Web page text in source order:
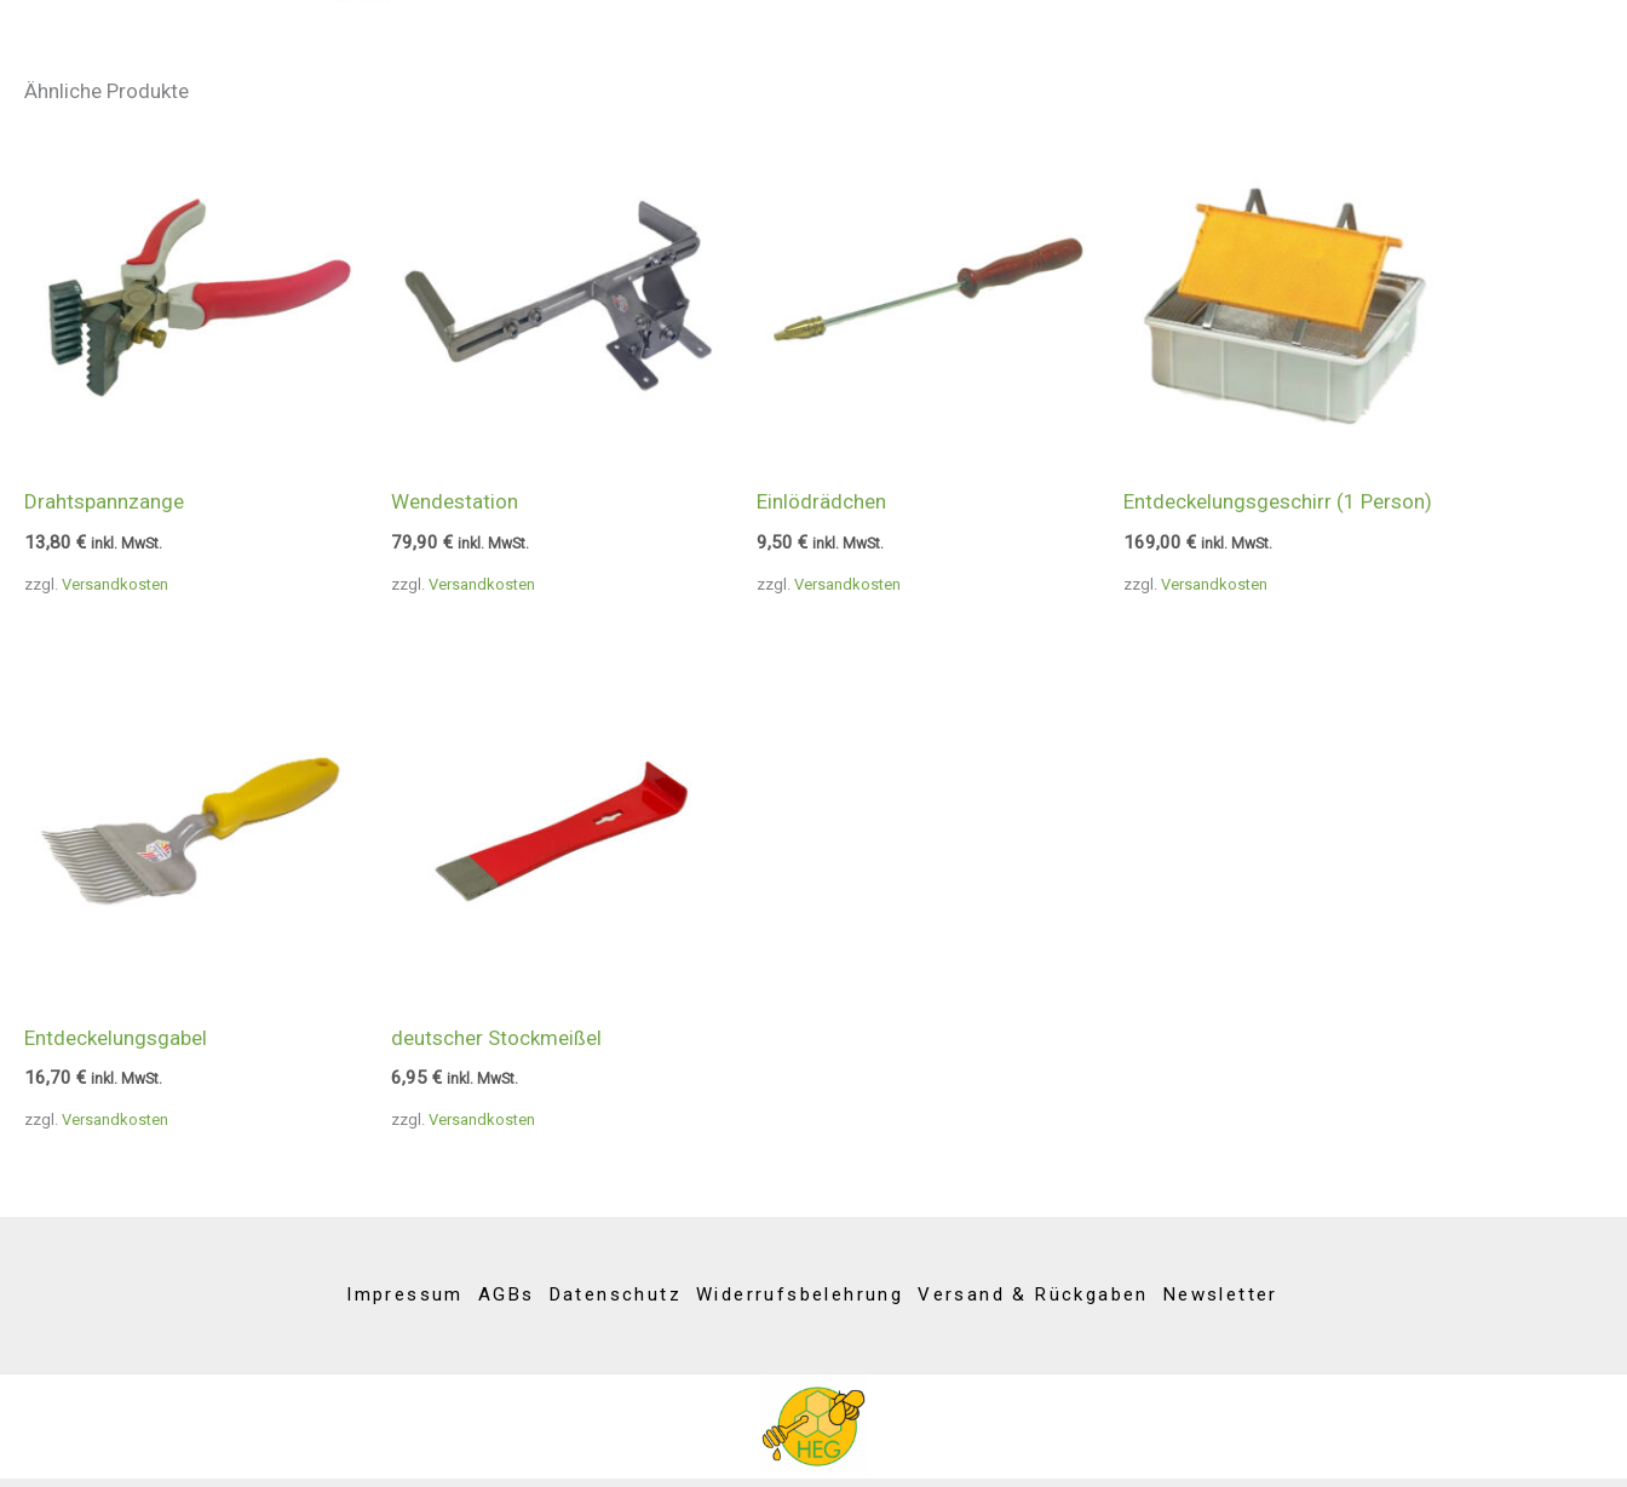
Ähnliche Produkte
zzgl. Versandkosten
Drahtspannzange
13,80 € inkl. MwSt.
zzgl. Versandkosten
Wendestation
79,90 € inkl. MwSt.
zzgl.Versandkosten
Einlödrädchen
9,50€ inkl. MwSt.
zzgl. Versandkosten
Entdeckelungsgeschirr (1 Person)
169,00 € inkl. MwSt.
zzgl. Versandkosten
Entdeckelungsgabel
16,70 € inkl. MwSt.
zzgl. Versandkosten
deutscher Stockmeißel
6,95 € inkl. MwSt.
Impressum AGBs Datenschutz Widerrufsbelehrung Versand & Rückgaben Newsletter